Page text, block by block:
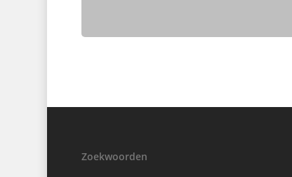
Zoekwoorden